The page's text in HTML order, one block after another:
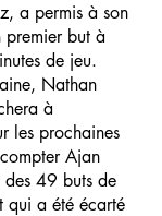
a permis à son
premier but à
de jeu.
Nathan
à
les prochaines
Ajan
49 buts de
qui a été écarté